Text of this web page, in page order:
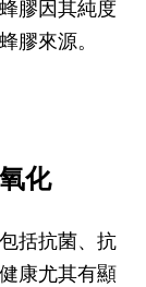
膠因其純度
膠來源。
化
括抗菌、抗
康尤其有顯